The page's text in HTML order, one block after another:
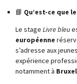
📘 Qu’est-ce que
Le stage Livre bleu
européenne
s’adresse aux
expérience
notamment à